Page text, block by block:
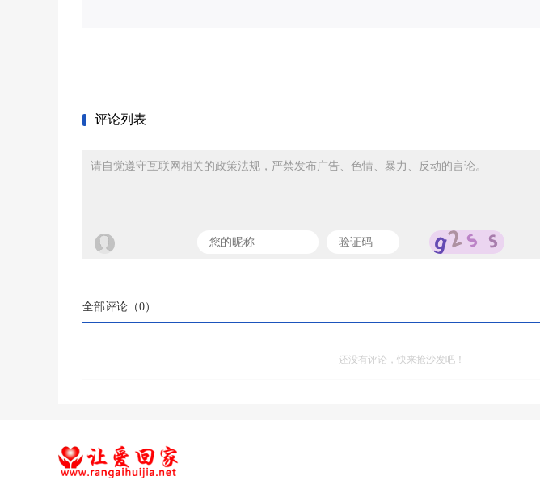
评论列表
请自觉遵守互联网相关的政策法规，严禁发布广告、色情、暴力、反动的言论。
全部评论（0）
还没有评论，快来抢沙发吧！